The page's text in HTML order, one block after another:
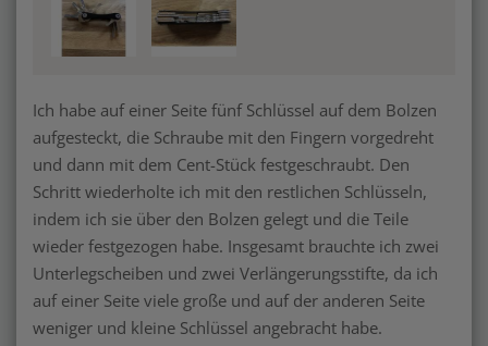
Ich habe auf einer Seite fünf Schlüssel auf dem Bolzen
aufgesteckt, die Schraube mit den Fingern vorgedreht
und dann mit dem Cent-Stück festgeschraubt. Den
Schritt wiederholte ich mit den restlichen Schlüsseln,
indem ich sie über den Bolzen gelegt und die Teile
wieder festgezogen habe. Insgesamt brauchte ich zwei
Unterlegscheiben und zwei Verlängerungsstifte, da ich
auf einer Seite viele große und auf der anderen Seite
weniger und kleine Schlüssel angebracht habe.